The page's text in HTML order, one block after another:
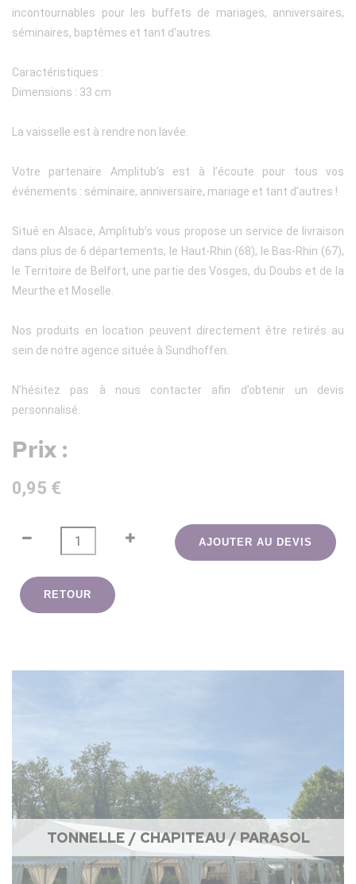
incontournables pour les buffets de mariages, anniversaires,
séminaires, baptêmes et tant d'autres.
Caractéristiques :
Dimensions : 33 cm
La vaisselle est à rendre non lavée.
Votre partenaire Amplitub’s est à l’écoute pour tous vos
événements : séminaire, anniversaire, mariage et tant d’autres !
Situé en Alsace, Amplitub’s vous propose un service de livraison
dans plus de 6 départements, le Haut-Rhin (68), le Bas-Rhin (67),
le Territoire de Belfort, une partie des Vosges, du Doubs et de la
Meurthe et Moselle.
Nos produits en location peuvent directement être retirés au
sein de notre agence située à Sundhoffen.
N’hésitez pas à nous contacter afin d’obtenir un devis
personnalisé.
Prix :
0,95 €
AJOUTER AU DEVIS
RETOUR
TONNELLE / CHAPITEAU / PARASOL